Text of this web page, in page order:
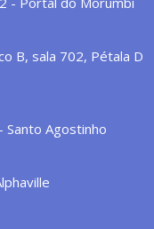
B, sala 702, Pétala D
Santo Agostinho